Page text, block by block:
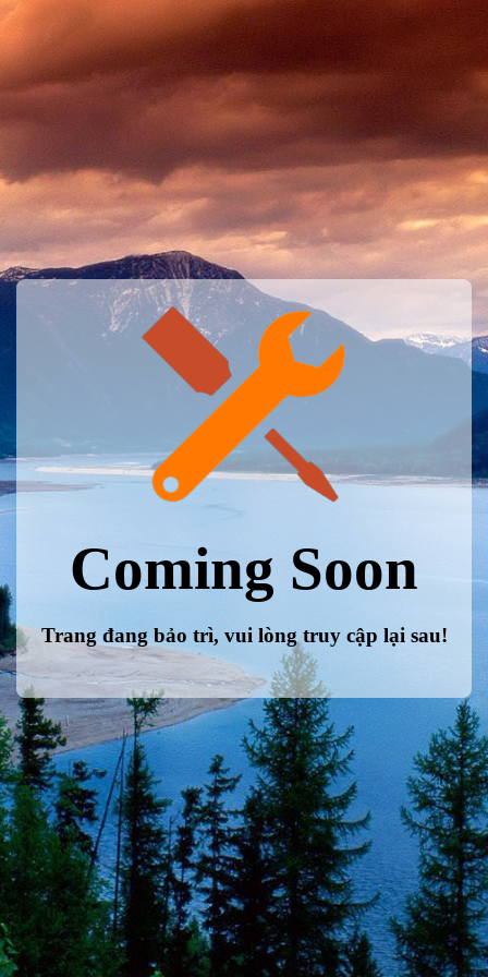
Coming Soon
Trang đang bảo trì, vui lòng truy cập lại sau!